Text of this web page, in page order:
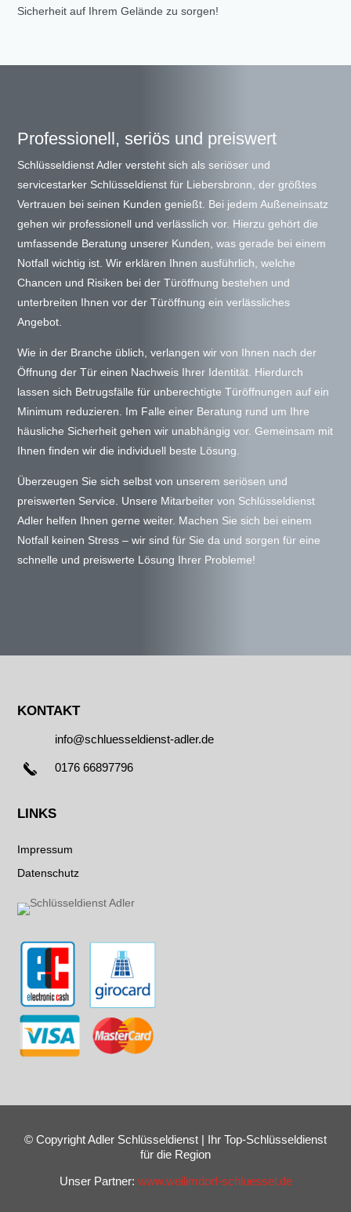
Sicherheit auf Ihrem Gelände zu sorgen!
Professionell, seriös und preiswert
Schlüsseldienst Adler versteht sich als seriöser und
servicestarker Schlüsseldienst für Liebersbronn, der größtes
Vertrauen bei seinen Kunden genießt. Bei jedem Außeneinsatz
gehen wir professionell und verlässlich vor. Hierzu gehört die
umfassende Beratung unserer Kunden, was gerade bei einem
Notfall wichtig ist. Wir erklären Ihnen ausführlich, welche
Chancen und Risiken bei der Türöffnung bestehen und
unterbreiten Ihnen vor der Türöffnung ein verlässliches
Angebot.
Wie in der Branche üblich, verlangen wir von Ihnen nach der
Öffnung der Tür einen Nachweis Ihrer Identität. Hierdurch
lassen sich Betrugsfälle für unberechtigte Türöffnungen auf ein
Minimum reduzieren. Im Falle einer Beratung rund um Ihre
häusliche Sicherheit gehen wir unabhängig vor. Gemeinsam mit
Ihnen finden wir die individuell beste Lösung.
Überzeugen Sie sich selbst von unserem seriösen und
preiswerten Service. Unsere Mitarbeiter von Schlüsseldienst
Adler helfen Ihnen gerne weiter. Machen Sie sich bei einem
Notfall keinen Stress – wir sind für Sie da und sorgen für eine
schnelle und preiswerte Lösung Ihrer Probleme!
KONTAKT
info@schluesseldienst-adler.de
0176 66897796
LINKS
Impressum
Datenschutz
© Copyright Adler Schlüsseldienst | Ihr Top-Schlüsseldienst
für die Region
Unser Partner: www.weilimdorf-schluessel.de